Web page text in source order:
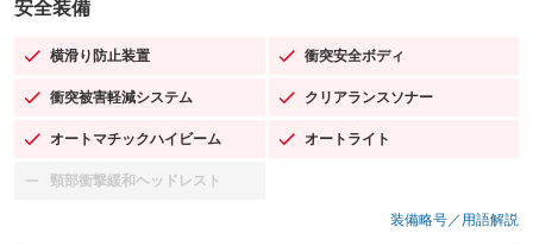
安全装備
横滑り防止装置
：装備あり 衝突安全ボディ
：装備あり
衝突被害軽減システム
：装備あり クリアランスソナー
：装備あり
オートマチックハイビーム
：装備あり オートライト
：装備あり
頸部衝撃緩和ヘッドレスト
：装備なし
装備略号／用語解説